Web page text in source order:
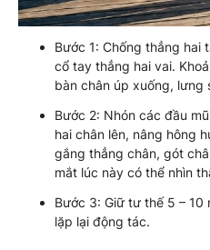
Bước 1: Chống thẳng hai
cổ tay thẳng hai vai.
bàn chân úp xuống, lưng
Bước 2: Nhón các đầu
hai chân lên, nâng hông
gắng thẳng chân, gót
mắt lúc này có thể nhìn
Bước 3: Giữ tư thế 5 – 10
lặp lại động tác.